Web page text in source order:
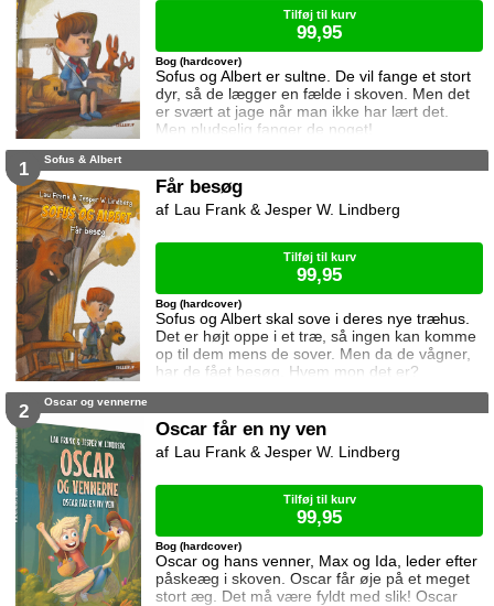
Sofus og Albert er sultne. De vil fange et stort
dyr, så de lægger en fælde i skoven. Men det
er svært at jage når man ikke har lært det.
Men pludselig fanger de noget!
Bog (hardcover)
Tilføj til kurv
99,95
1 Sofus & Albert
Får besøg
Sofus og Albert skal sove i deres nye træhus.
Det er højt oppe i et træ, så ingen kan komme
op til dem mens de sover. Men da de vågner,
har de fået besøg. Hvem mon det er?
Bog (hardcover)
Lau Frank & Jesper W. Lindberg
Tilføj til kurv
99,95
2 Oscar og vennerne
Oscar får en ny ven
Oscar og hans venner, Max og Ida, leder efter
påskeæg i skoven. Oscar får øje på et meget
stort æg. Det må være fyldt med slik! Oscar
Bog (hardcover)
Lau Frank & Jesper W. Lindberg
Tilføj til kurv
99,95